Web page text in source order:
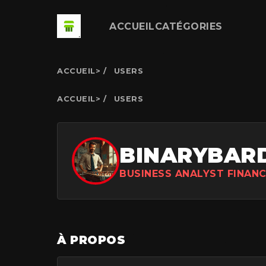
ACCUEILCATÉGORIES
ACCUEIL> USERS
ACCUEIL> USERS
BUSINESS ANALYST
À PROPOS